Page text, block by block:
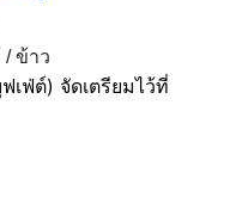
/ ข้าว
เฟ่ต์) จัดเตรียมไว้ที่